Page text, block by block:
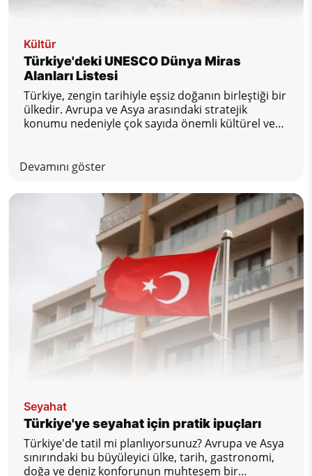
Kültür
Türkiye'deki UNESCO Dünya Miras
Alanları Listesi
Türkiye, zengin tarihiyle eşsiz doğanın birleştiği bir
ülkedir. Avrupa ve Asya arasındaki stratejik
konumu nedeniyle çok sayıda önemli kültürel ve
bulunuyor. En önemlilerine bir bakalım.
Devamını göster
Seyahat
Türkiye'ye seyahat için pratik ipuçları
Türkiye'de tatil mi planlıyorsunuz? Avrupa ve Asya
sınırındaki bu büyüleyici ülke, tarih, gastronomi,
doğa ve deniz konforunun muhteşem bir